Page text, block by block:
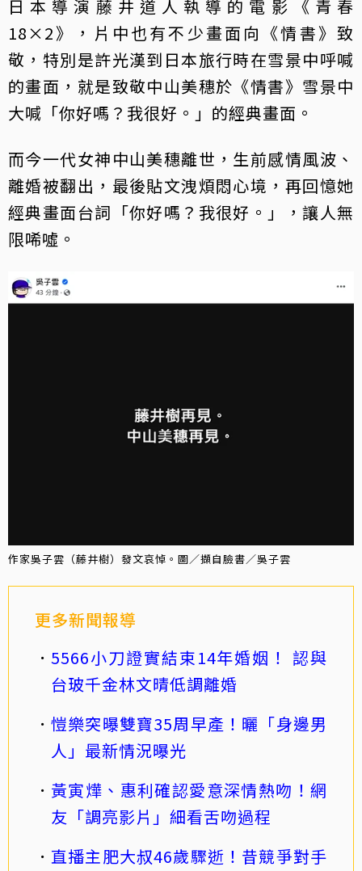
日本導演藤井道人執導的電影《青春
18×2》，片中也有不少畫面向《情書》致
敬，特別是許光漢到日本旅行時在雪景中呼喊
的畫面，就是致敬中山美穗於《情書》雪景中
大喊「你好嗎？我很好。」的經典畫面。
而今一代女神中山美穗離世，生前感情風波、
離婚被翻出，最後貼文洩煩悶心境，再回憶她
經典畫面台詞「你好嗎？我很好。」，讓人無
限唏噓。
作家吳子雲（藤井樹）發文哀悼。圖／擷自臉書／吳子雲
更多新聞報導
5566小刀證實結束14年婚姻！ 認與
台玻千金林文晴低調離婚
愷樂突曝雙寶35周早產！曬「身邊男
人」最新情況曝光
黃寅燁、惠利確認愛意深情熱吻！網
友「調亮影片」細看舌吻過程
直播主肥大叔46歲驟逝！昔競爭對手